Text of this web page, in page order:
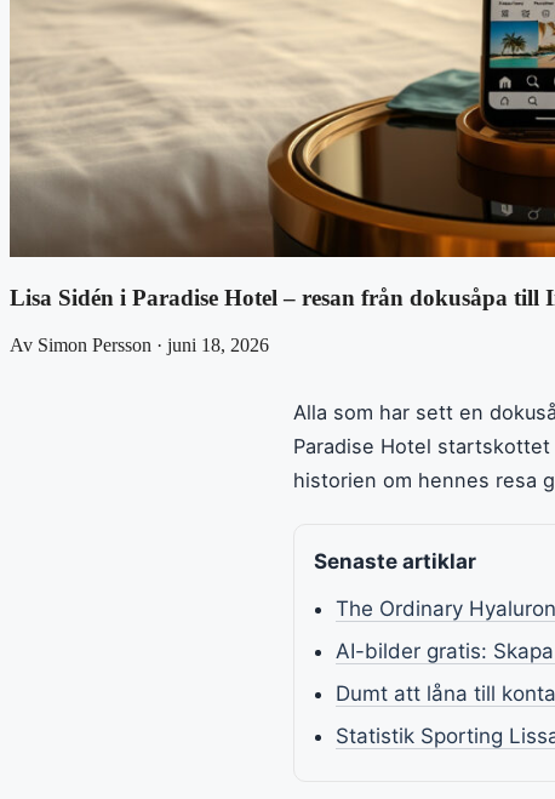
Lisa Sidén i Paradise Hotel – resan från dokusåpa till
Av Simon Persson · juni 18, 2026
Alla som har sett en
Paradise Hotel
historien om hennes resa
Senaste artiklar
The Ordinary
AI-bilder gratis:
Dumt att låna till
Statistik Sporting